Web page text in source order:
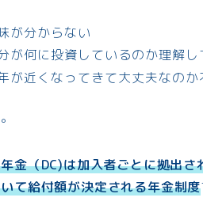
が分からない
が何に投資しているのか理解し
が近くなってきて大丈夫なのか
金（DC)は加入者ごとに拠出
て給付額が決定される年金制度